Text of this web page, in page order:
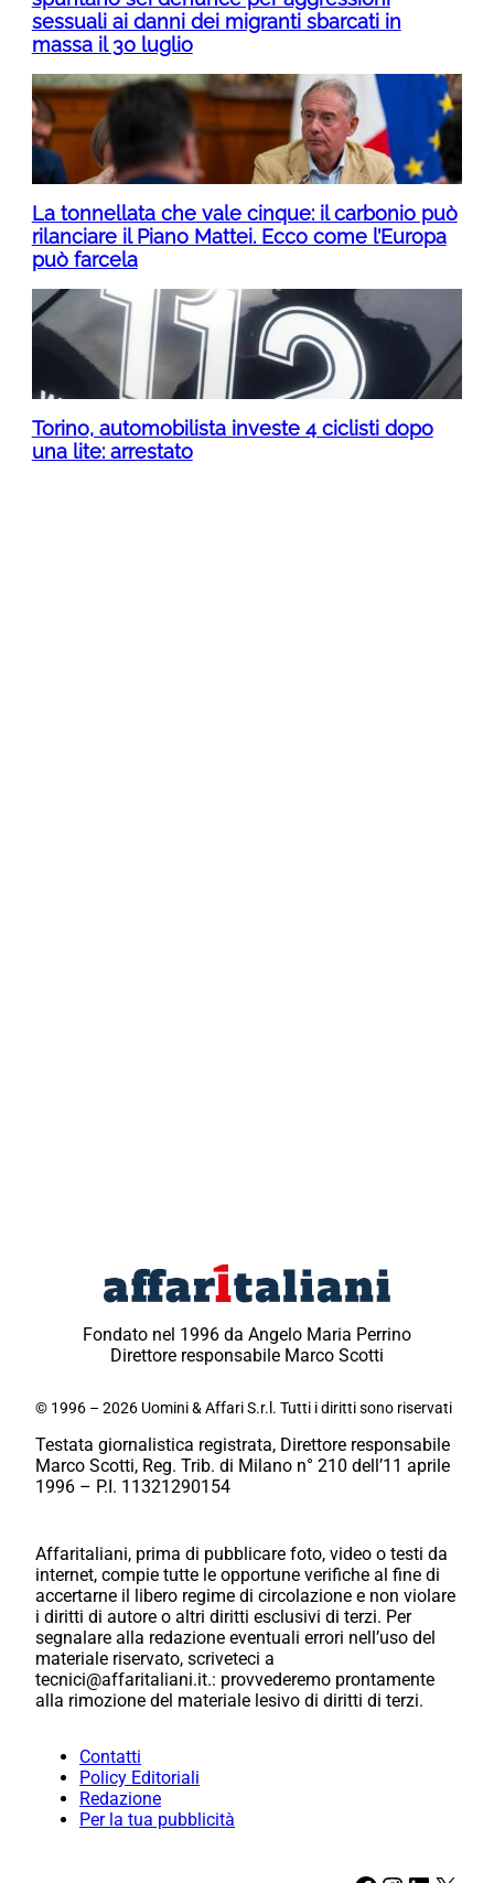
sessuali ai danni dei migranti sbarcati in
massa il 30 luglio
La tonnellata che vale cinque: il carbonio può
rilanciare il Piano Mattei. Ecco come l’Europa
può farcela
Torino, automobilista investe 4 ciclisti dopo
una lite: arrestato
Fondato nel 1996 da Angelo Maria Perrino
Direttore responsabile Marco Scotti
© 1996 – 2026 Uomini & Affari S.r.l. Tutti i diritti sono riservati
Testata giornalistica registrata, Direttore responsabile
Marco Scotti, Reg. Trib. di Milano n° 210 dell’11 aprile
1996 – P.I. 11321290154
Affaritaliani, prima di pubblicare foto, video o testi da
internet, compie tutte le opportune verifiche al fine di
accertarne il libero regime di circolazione e non violare
i diritti di autore o altri diritti esclusivi di terzi. Per
segnalare alla redazione eventuali errori nell’uso del
materiale riservato, scriveteci a
tecnici@affaritaliani.it.: provvederemo prontamente
alla rimozione del materiale lesivo di diritti di terzi.
Contatti
Policy Editoriali
Redazione
Per la tua pubblicità